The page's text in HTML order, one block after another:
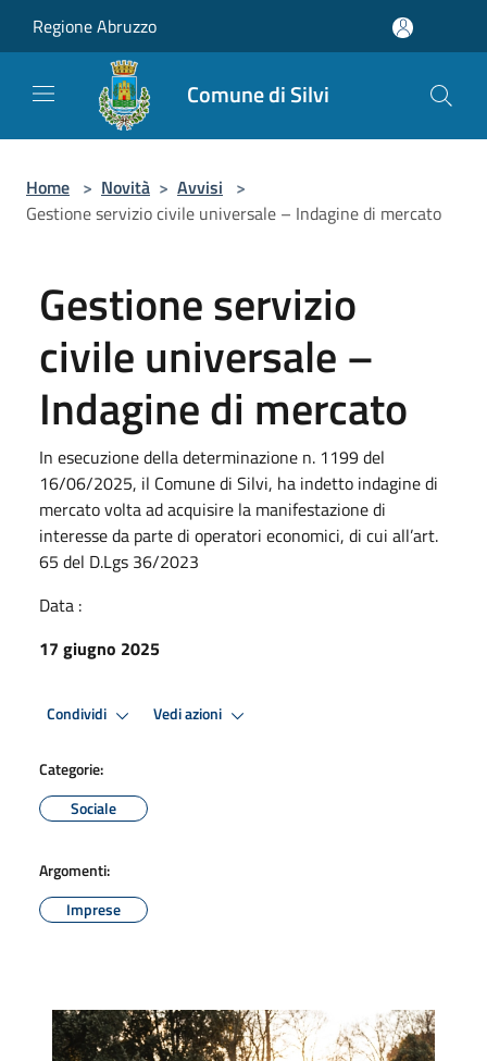
Regione Abruzzo
Comune di Silvi
Home > Novità > Avvisi >
Gestione servizio civile universale – Indagine di mercato
Gestione servizio
civile universale –
Indagine di mercato
In esecuzione della determinazione n. 1199 del
16/06/2025, il Comune di Silvi, ha indetto indagine di
mercato volta ad acquisire la manifestazione di
interesse da parte di operatori economici, di cui all’art.
65 del D.Lgs 36/2023
Data :
17 giugno 2025
Condividi Vedi azioni
Categorie:
Sociale
Argomenti:
Imprese